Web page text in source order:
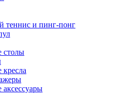
теннис и пинг-понг
столы